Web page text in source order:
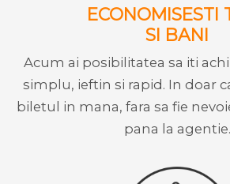
ECONOMISESTI
SI BANI
Acum ai posibilitatea sa iti
simplu, ieftin si rapid. In doar
biletul in mana, fara sa fie
pana la agentie.